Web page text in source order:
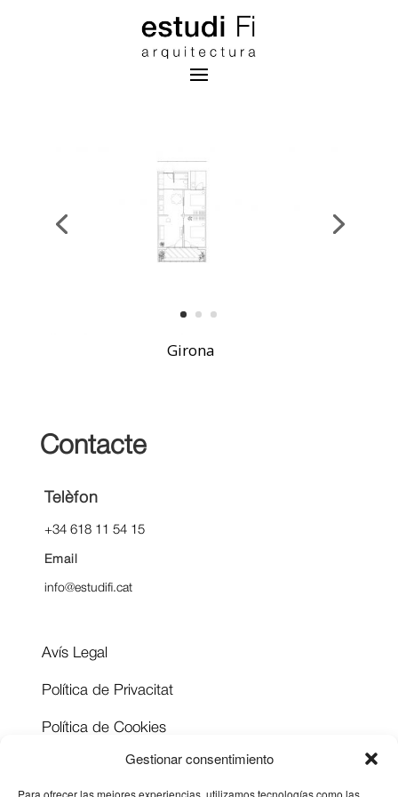
Gestionar consentimiento
Para ofrecer las mejores experiencias, utilizamos tecnologías como las
Girona
Contacte
Telèfon
+34 618 11 54 15
Email
info@estudifi.cat
Avís Legal
Política de Privacitat
Política de Cookies
Document d'accessibilitat